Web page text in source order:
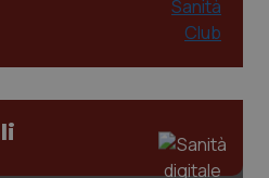
www.quotidianosanita.it
2